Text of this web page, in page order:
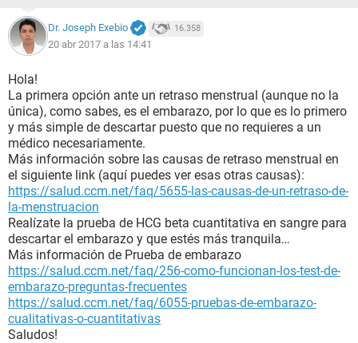
Dr. Joseph Exebio 16.358
20 abr 2017 a las 14:41
Hola!
La primera opción ante un retraso menstrual (aunque no la
única), como sabes, es el embarazo, por lo que es lo primero
y más simple de descartar puesto que no requieres a un
médico necesariamente.
Más información sobre las causas de retraso menstrual en
el siguiente link (aquí puedes ver esas otras causas):
https://salud.ccm.net/faq/5655-las-causas-de-un-retraso-de-
la-menstruacion
Realízate la prueba de HCG beta cuantitativa en sangre para
descartar el embarazo y que estés más tranquila…
Más información de Prueba de embarazo
https://salud.ccm.net/faq/256-como-funcionan-los-test-de-
embarazo-preguntas-frecuentes
https://salud.ccm.net/faq/6055-pruebas-de-embarazo-
cualitativas-o-cuantitativas
Saludos!